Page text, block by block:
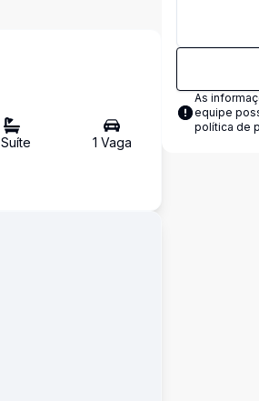
Suíte 1 Vaga
As
equipe
política de